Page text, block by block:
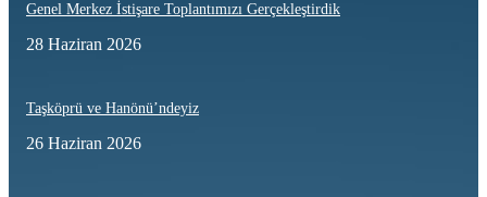
Genel Merkez İstişare Toplantımızı Gerçekleştirdik
28 Haziran 2026
Taşköprü ve Hanönü’ndeyiz
26 Haziran 2026